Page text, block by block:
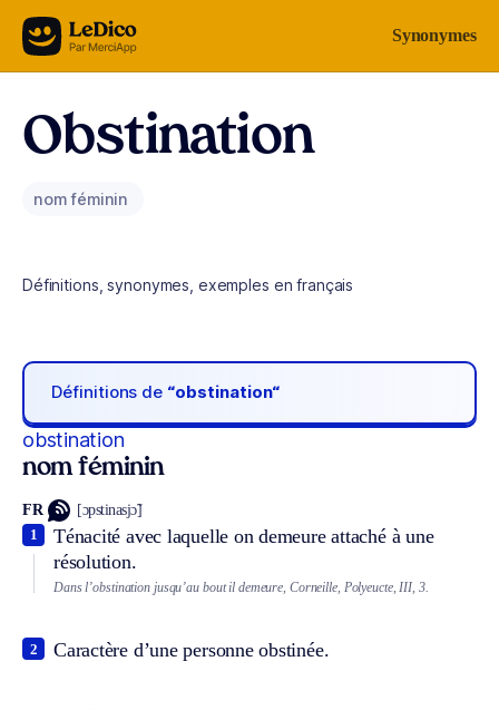
Aller au contenu Synonymes
Obstination
nom féminin
Définitions, synonymes, exemples en français
Définitions de “obstination“
obstination
nom féminin
FR [ɔpstinasjɔ̃]
Ténacité avec laquelle on demeure attaché à une
résolution.
1
Dans l’obstination jusqu’au bout il demeure, Corneille, Polyeucte, III, 3.
Caractère d’une personne obstinée.
2